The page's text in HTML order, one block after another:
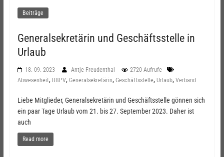
Beiträge
Generalsekretärin und Geschäftsstelle in
Urlaub
18. 09. 2023 Antje Freudenthal
2720 Aufrufe
Abwesenheit, BBPV, Generalsekretärin, Geschäftsstelle, Urlaub, Verband
Liebe Mitglieder, Generalsekretärin und Geschäftsstelle gönnen sich
ein paar Tage Urlaub vom 21. bis 27. September 2023. Daher ist
auch
Read more